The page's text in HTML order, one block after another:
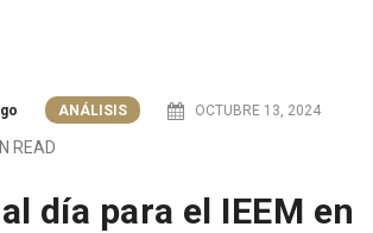
ANÁLISIS OCTUBRE 13, 2024
READ
día para el IEEM en